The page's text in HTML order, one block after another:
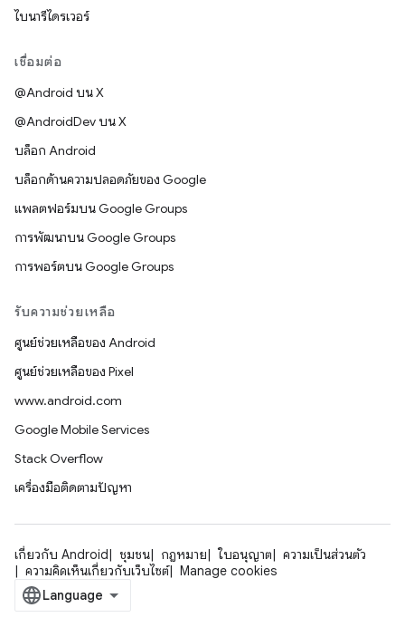
ไบนารีไดรเวอร์
เชื่อมต่อ
@Android บน X
@AndroidDev บน X
บล็อก Android
บล็อกด้านความปลอดภัยของ Google
แพลตฟอร์มบน Google Groups
การพัฒนาบน Google Groups
การพอร์ตบน Google Groups
รับความช่วยเหลือ
ศูนย์ช่วยเหลือของ Android
ศูนย์ช่วยเหลือของ Pixel
www.android.com
Google Mobile Services
Stack Overflow
เครื่องมือติดตามปัญหา
เกี่ยวกับ Android ชุมชน กฎหมาย ใบอนุญาต
ความเป็นส่วนตัว
ความคิดเห็นเกี่ยวกับเว็บไซต์
Manage cookies